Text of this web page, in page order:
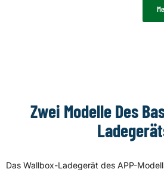
Zwei Modelle Des
Das Wallbox-Ladegerät des APP-